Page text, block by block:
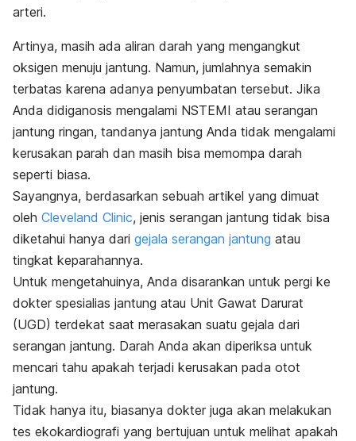
arteri.
Artinya, masih ada aliran darah yang mengangkut
oksigen menuju jantung. Namun, jumlahnya semakin
terbatas karena adanya penyumbatan tersebut. Jika
Anda didiganosis mengalami NSTEMI atau serangan
jantung ringan, tandanya jantung Anda tidak mengalami
kerusakan parah dan masih bisa memompa darah
seperti biasa.
Sayangnya, berdasarkan sebuah artikel yang dimuat
oleh Cleveland Clinic, jenis serangan jantung tidak bisa
diketahui hanya dari gejala serangan jantung atau
tingkat keparahannya.
Untuk mengetahuinya, Anda disarankan untuk pergi ke
dokter spesialias jantung atau Unit Gawat Darurat
(UGD) terdekat saat merasakan suatu gejala dari
serangan jantung. Darah Anda akan diperiksa untuk
mencari tahu apakah terjadi kerusakan pada otot
jantung.
Tidak hanya itu, biasanya dokter juga akan melakukan
tes ekokardiografi yang bertujuan untuk melihat apakah